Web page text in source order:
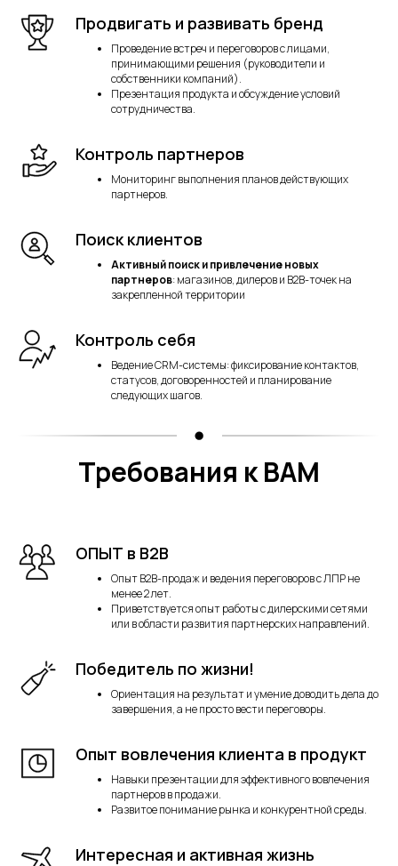
Продвигать и развивать бренд
Проведение встреч и переговоров с лицами,
принимающими решения (руководители и
собственники компаний).
Презентация продукта и обсуждение условий
сотрудничества.
Контроль партнеров
Мониторинг выполнения планов действующих
партнеров.
Поиск клиентов
Активный поиск и привлечение новых
партнеров: магазинов, дилеров и B2B-точек на
закрепленной территории
Контроль себя
Ведение CRM-системы: фиксирование контактов,
статусов, договоренностей и планирование
следующих шагов.
Требования к ВАМ
ОПЫТ в B2B
Опыт B2B-продаж и ведения переговоров с ЛПР не
менее 2 лет.
Приветствуется опыт работы с дилерскими сетями
или в области развития партнерских направлений.
Победитель по жизни!
Ориентация на результат и умение доводить дела до
завершения, а не просто вести переговоры.
Опыт вовлечения клиента в продукт
Навыки презентации для эффективного вовлечения
партнеров в продажи.
Развитое понимание рынка и конкурентной среды.
Интересная и активная жизнь